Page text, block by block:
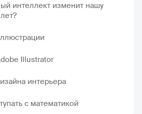
интеллект изменит нашу
Illustrator
интерьера
с математикой